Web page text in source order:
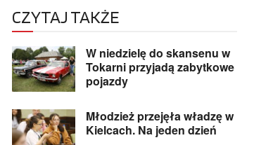
CZYTAJ TAKŻE
W niedzielę do skansenu w
Tokarni przyjadą zabytkowe
pojazdy
Młodzież przejęła władzę w
Kielcach. Na jeden dzień